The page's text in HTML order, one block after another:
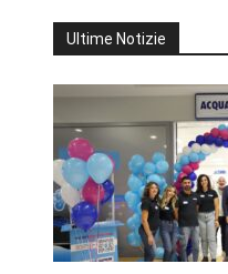
Ultime Notizie